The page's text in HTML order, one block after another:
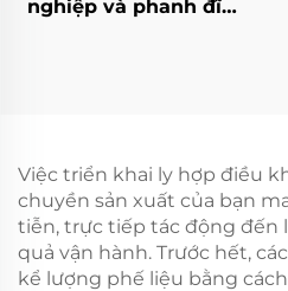
nghiệp và phanh đĩa,
Việc triển khai ly hợp điều
chuyền sản xuất của bạn
tiễn, trực tiếp tác động đến
quả vận hành. Trước hết,
kể lượng phế liệu bằng